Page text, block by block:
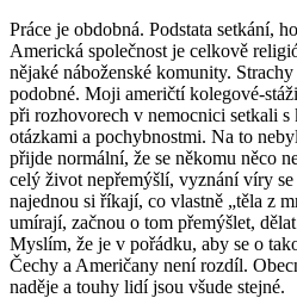
Práce je obdobná. Podstata setkání,
Americká společnost je celkově
nějaké náboženské komunity.
podobné. Moji američtí kolegové-
při rozhovorech v nemocnici setkali
otázkami a pochybnostmi. Na to
přijde normální, že se někomu něco
celý život nepřemýšlí, vyznání víry se
najednou si říkají, co vlastně „těla z
umírají, začnou o tom přemýšlet,
Myslím, že je v pořádku, aby se o
Čechy a Američany není rozdíl.
naděje a touhy lidí jsou všude stejné.